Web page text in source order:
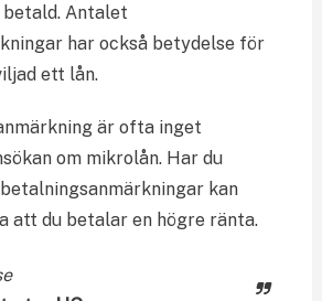
Antalet
har också betydelse för
ett lån.
är ofta inget
om mikrolån. Har du
kan
att du betalar en högre ränta.